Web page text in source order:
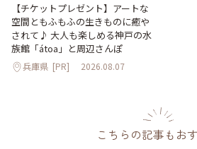
【チケットプレゼント】アートな
空間ともふもふの生きものに癒や
されて♪ 大人も楽しめる神戸の水
族館「átoa」と周辺さんぽ
兵庫県 [PR] 2026.08.07
こちらの記事もお